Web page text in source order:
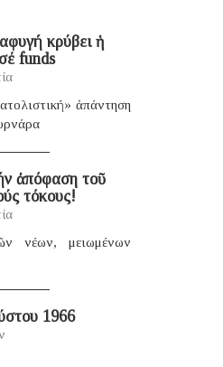
κρύβει ἡ
funds
ἀπάντηση
ἀπόφαση τοῦ
τόκους!
νέων, μειωμένων
1966